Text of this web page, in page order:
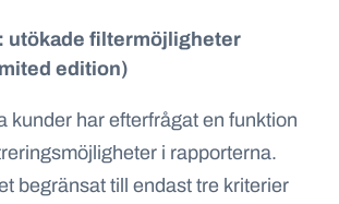
utökade filtermöjligheter
edition)
kunder har efterfrågat en funktion
i rapporterna.
begränsat till endast tre kriterier